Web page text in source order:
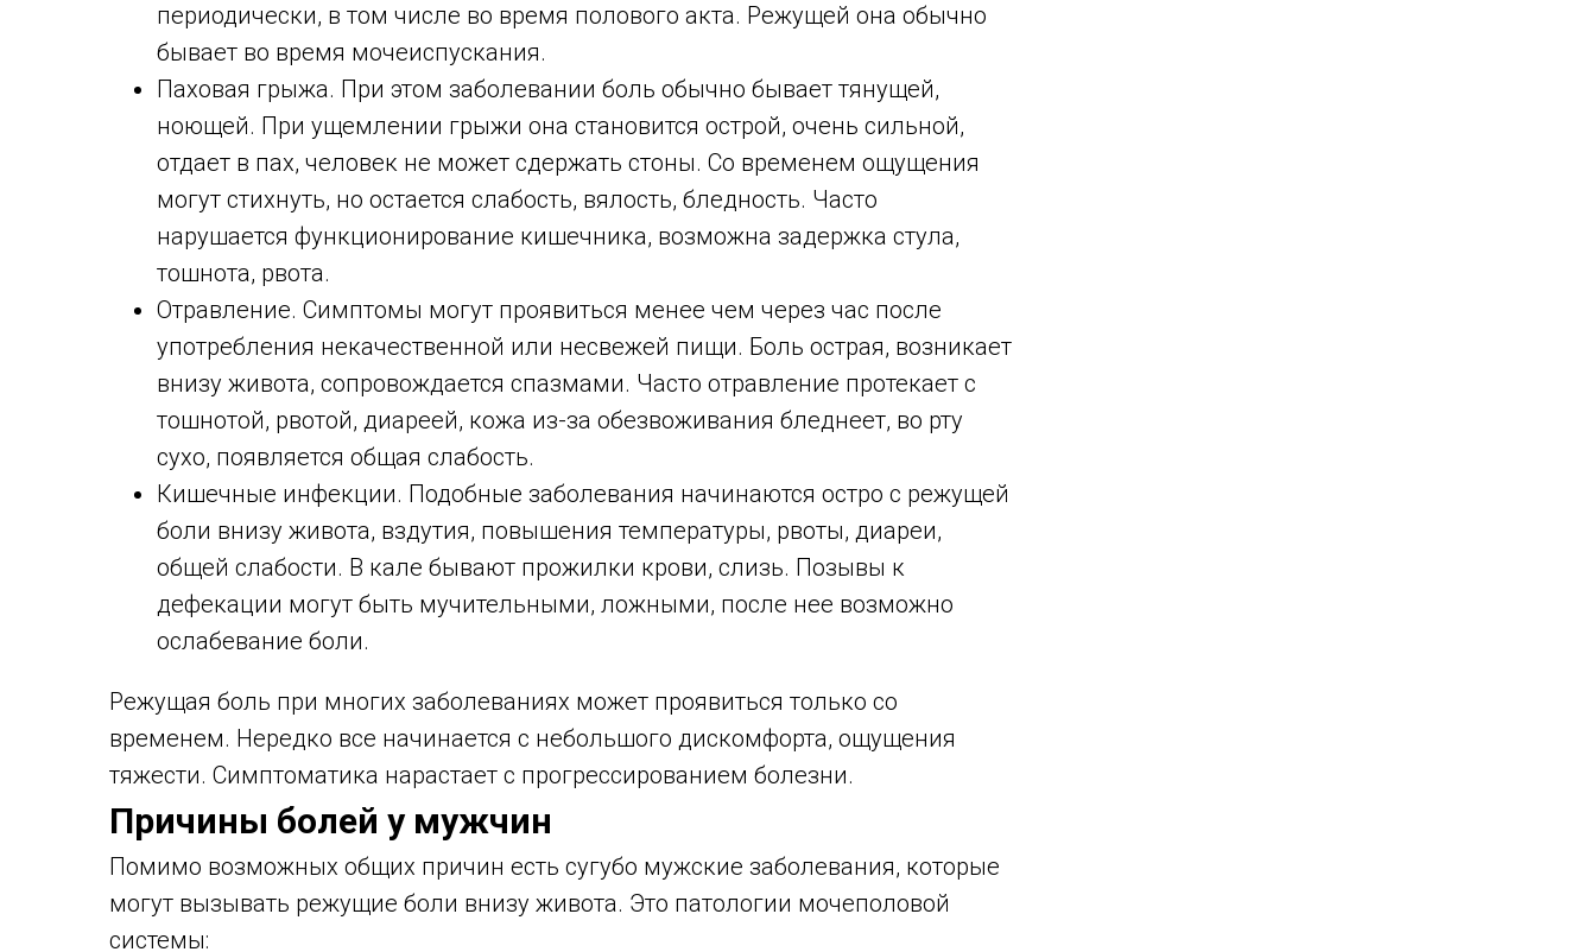
периодически, в том числе во время полового акта. Режущей она обычно
бывает во время мочеиспускания.
Паховая грыжа. При этом заболевании боль обычно бывает тянущей,
ноющей. При ущемлении грыжи она становится острой, очень сильной,
отдает в пах, человек не может сдержать стоны. Со временем ощущения
могут стихнуть, но остается слабость, вялость, бледность. Часто
нарушается функционирование кишечника, возможна задержка стула,
тошнота, рвота.
Отравление. Симптомы могут проявиться менее чем через час после
употребления некачественной или несвежей пищи. Боль острая, возникает
внизу живота, сопровождается спазмами. Часто отравление протекает с
тошнотой, рвотой, диареей, кожа из-за обезвоживания бледнеет, во рту
сухо, появляется общая слабость.
Кишечные инфекции. Подобные заболевания начинаются остро с режущей
боли внизу живота, вздутия, повышения температуры, рвоты, диареи,
общей слабости. В кале бывают прожилки крови, слизь. Позывы к
дефекации могут быть мучительными, ложными, после нее возможно
ослабевание боли.
Режущая боль при многих заболеваниях может проявиться только со
временем. Нередко все начинается с небольшого дискомфорта, ощущения
тяжести. Симптоматика нарастает с прогрессированием болезни.
Причины болей у мужчин
Помимо возможных общих причин есть сугубо мужские заболевания, которые
могут вызывать режущие боли внизу живота. Это патологии мочеполовой
системы: